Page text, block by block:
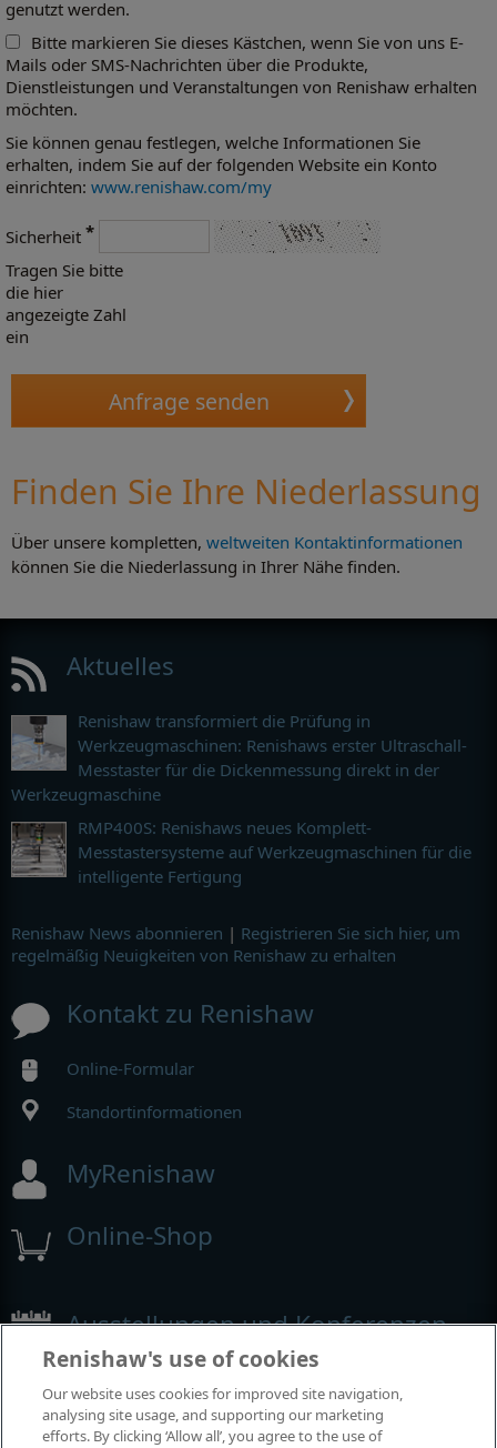
genutzt werden.
Bitte markieren Sie dieses Kästchen, wenn Sie von uns E-
Mails oder SMS-Nachrichten über die Produkte,
Dienstleistungen und Veranstaltungen von Renishaw erhalten
möchten.
Sie können genau festlegen, welche Informationen Sie
erhalten, indem Sie auf der folgenden Website ein Konto
einrichten: www.renishaw.com/my
Sicherheit *
Tragen Sie bitte
die hier
angezeigte Zahl
ein
Finden Sie Ihre Niederlassung
Über unsere kompletten, weltweiten Kontaktinformationen
können Sie die Niederlassung in Ihrer Nähe finden.
Aktuelles
Renishaw transformiert die Prüfung in
Werkzeugmaschinen: Renishaws erster Ultraschall-
Messtaster für die Dickenmessung direkt in der
Werkzeugmaschine
RMP400S: Renishaws neues Komplett-
Messtastersysteme auf Werkzeugmaschinen für die
intelligente Fertigung
Renishaw News abonnieren | Registrieren Sie sich hier, um
regelmäßig Neuigkeiten von Renishaw zu erhalten
Kontakt zu Renishaw
Online-Formular
Standortinformationen
MyRenishaw
Online-Shop
Ausstellungen und Konferenzen
Renishaw's use of cookies
Our website uses cookies for improved site navigation,
analysing site usage, and supporting our marketing
efforts. By clicking ‘Allow all’, you agree to the use of